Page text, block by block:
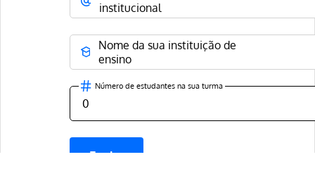
institucional
Nome da sua instituição de
ensino
Número de estudantes na sua turma
Enviar